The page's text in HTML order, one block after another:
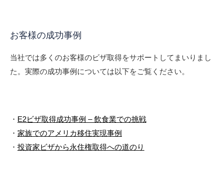
お客様の成功事例
当社では多くのお客様のビザ取得をサポートしてまいりまし
た。実際の成功事例については以下をご覧ください。
・ E2ビザ取得成功事例 – 飲食業での挑戦
・ 家族でのアメリカ移住実現事例
・ 投資家ビザから永住権取得への道のり